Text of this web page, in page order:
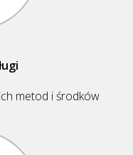
metod i środków